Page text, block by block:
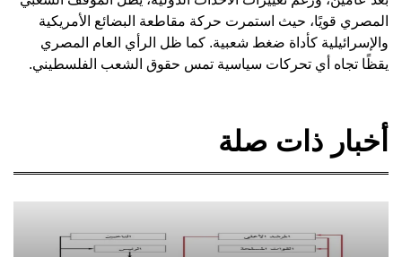
المصري قويًا، حيث استمرت حركة مقاطعة البضائع الأمريكية
والإسرائيلية كأداة ضغط شعبية. كما ظل الرأي العام المصري
يقظًا تجاه أي تحركات سياسية تمس حقوق الشعب الفلسطيني.
أخبار ذات صلة